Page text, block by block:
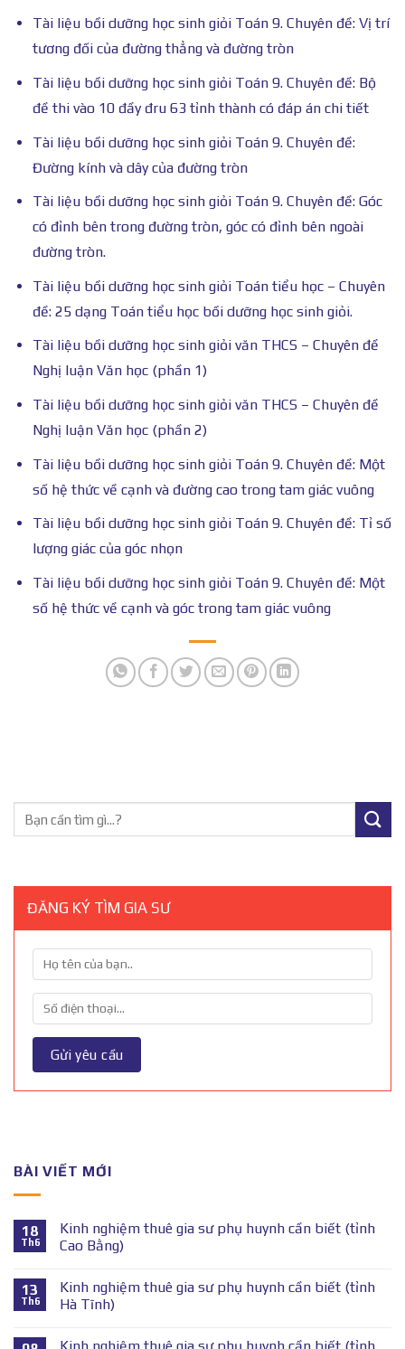
Tài liệu bồi dưỡng học sinh giỏi Toán 9. Chuyên đề: Vị trí
tương đối của đường thẳng và đường tròn
Tài liệu bồi dưỡng học sinh giỏi Toán 9. Chuyên đề: Bộ
đề thi vào 10 đầy đru 63 tỉnh thành có đáp án chi tiết
Tài liệu bồi dưỡng học sinh giỏi Toán 9. Chuyên đề:
Đường kính và dây của đường tròn
Tài liệu bồi dưỡng học sinh giỏi Toán 9. Chuyên đề: Góc
có đỉnh bên trong đường tròn, góc có đỉnh bên ngoài
đường tròn.
Tài liệu bồi dưỡng học sinh giỏi Toán tiểu học – Chuyên
đề: 25 dạng Toán tiểu học bồi dưỡng học sinh giỏi.
Tài liệu bồi dưỡng học sinh giỏi văn THCS – Chuyên đề
Nghị luận Văn học (phần 1)
Tài liệu bồi dưỡng học sinh giỏi văn THCS – Chuyên đề
Nghị luận Văn học (phần 2)
Tài liệu bồi dưỡng học sinh giỏi Toán 9. Chuyên đề: Một
số hệ thức về cạnh và đường cao trong tam giác vuông
Tài liệu bồi dưỡng học sinh giỏi Toán 9. Chuyên đề: Tỉ số
lượng giác của góc nhọn
Tài liệu bồi dưỡng học sinh giỏi Toán 9. Chuyên đề: Một
số hệ thức về cạnh và góc trong tam giác vuông
ĐĂNG KÝ TÌM GIA SƯ
BÀI VIẾT MỚI
18
Th6
Kinh nghiệm thuê gia sư phụ huynh cần biết (tỉnh
Cao Bằng)
13
Th6
Kinh nghiệm thuê gia sư phụ huynh cần biết (tỉnh
Hà Tĩnh)